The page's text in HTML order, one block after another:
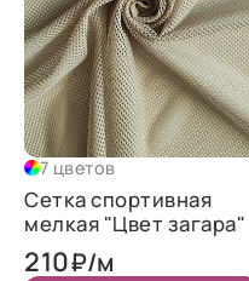
7 цветов
Сетка спортивная
мелкая "Цвет загара"
210₽/м